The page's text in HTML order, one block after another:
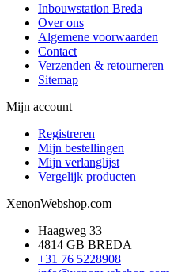
Inbouwstation Breda
Over ons
Algemene voorwaarden
Contact
Verzenden & retourneren
Sitemap
Mijn account
Registreren
Mijn bestellingen
Mijn verlanglijst
Vergelijk producten
XenonWebshop.com
Haagweg 33
4814 GB BREDA
+31 76 5228908